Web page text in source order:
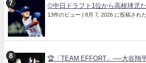
⚾中日ドラフト1位から高校球児
13件のビュー 8月 7, 2026 に投稿された
🏆「TEAM EFFORT」──大谷翔